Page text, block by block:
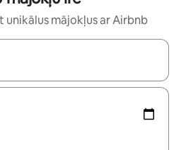
mājokļus ar Airbnb
izmantojiet bultiņu uz augšu un